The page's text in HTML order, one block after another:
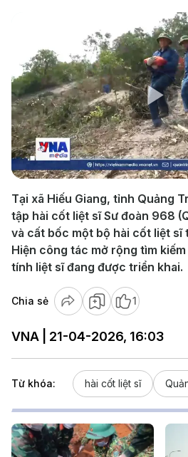
Tại xã Hiếu Giang, tỉnh Quảng
tập hài cốt liệt sĩ Sư đoàn 968
và cất bốc một bộ hài cốt liệt sĩ
Hiện công tác mở rộng tìm
tính liệt sĩ đang được triển khai.
Chia sẻ 1
VNA | 21-04-2026, 16:03
Từ khóa: hài cốt liệt sĩ